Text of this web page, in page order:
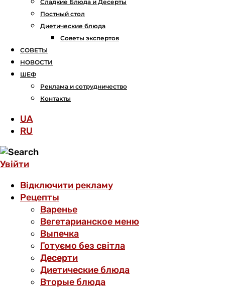
Сладкие Блюда и Десерты
Постный стол
Диетические блюда
Советы экспертов
СОВЕТЫ
НОВОСТИ
ШЕФ
Реклама и сотрудничество
Контакты
UA
RU
Увійти
Відключити рекламу
Рецепты
Варенье
Вегетарианское меню
Выпечка
Готуємо без світла
Десерти
Диетические блюда
Вторые блюда